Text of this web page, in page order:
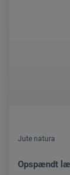
Jute natura
Opspændt